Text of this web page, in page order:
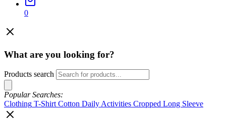
0
What are you looking for?
Products search
Popular Searches:
Clothing T-Shirt Cotton Daily Activities Cropped Long Sleeve